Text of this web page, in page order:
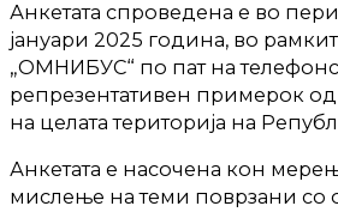
Анкетата спроведена е во
јануари 2025 година, во
„ОМНИБУС“ по пат на
репрезентативен примерок
на целата територија на
Анкетата е насочена кон
мислење на теми поврзани со